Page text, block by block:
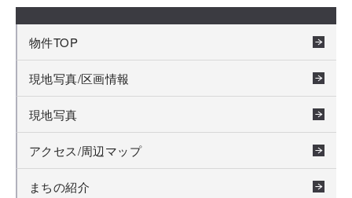
物件TOP
現地写真/区画情報
現地写真
アクセス/周辺マップ
まちの紹介